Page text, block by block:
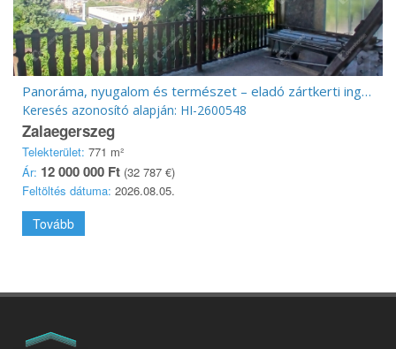
Panoráma, nyugalom és természet – eladó zártkerti ingatlan Pipahegyen!
Keresés azonosító alapján: HI-2600548
Zalaegerszeg
Telekterület: 771 m²
Ár: 12 000 000 Ft (32 787 €)
Feltöltés dátuma: 2026.08.05.
Tovább